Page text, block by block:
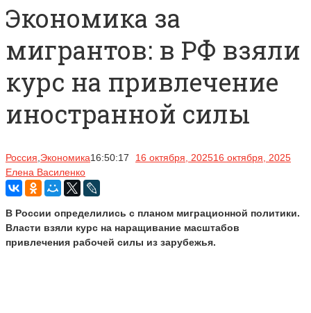
Экономика за
мигрантов: в РФ взяли
курс на привлечение
иностранной силы
Россия Экономика16:50:17 16 октября, 202516 октября, 2025
Елена Василенко
В России определились с планом миграционной политики.
Власти взяли курс на наращивание масштабов
привлечения рабочей силы из зарубежья.